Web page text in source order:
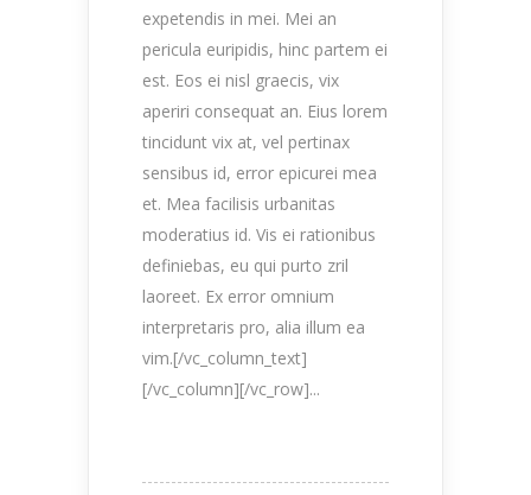
expetendis in mei. Mei an
pericula euripidis, hinc partem ei
est. Eos ei nisl graecis, vix
aperiri consequat an. Eius lorem
tincidunt vix at, vel pertinax
sensibus id, error epicurei mea
et. Mea facilisis urbanitas
moderatius id. Vis ei rationibus
definiebas, eu qui purto zril
laoreet. Ex error omnium
interpretaris pro, alia illum ea
vim.[/vc_column_text]
[/vc_column][/vc_row]...